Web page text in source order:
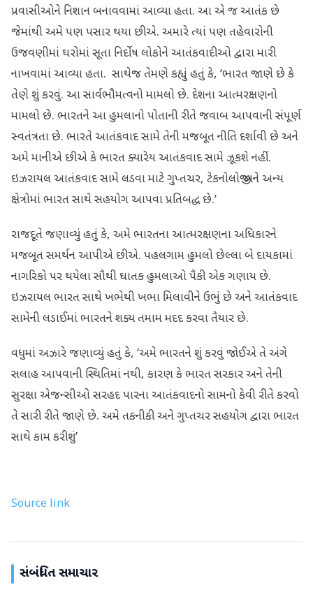
પ્રવાસીઓને નિશાન બનાવવામાં આવ્યા હતા. આ એ જ આતંક છે
જેમાંથી અમે પણ પસાર થયા છીએ. અમારે ત્યાં પણ તહેવારોની
ઉજવણીમાં ઘરોમાં સૂતા નિર્દોષ લોકોને આતંકવાદીઓ દ્વારા મારી
નાખવામાં આવ્યા હતા. સાથેજ તેમણે કહ્યું હતું કે, ‘ભારત જાણે છે કે
તેણે શું કરવું. આ સાર્વભૌમત્વનો મામલો છે. દેશના આત્મરક્ષણનો
મામલો છે. ભારતને આ હુમલાનો પોતાની રીતે જવાબ આપવાની સંપૂર્ણ
સ્વતંત્રતા છે. ભારતે આતંકવાદ સામે તેની મજબૂત નીતિ દર્શાવી છે અને
અમે માનીએ છીએ કે ભારત ક્યારેય આતંકવાદ સામે ઝૂકશે નહીં.
ઇઝરાયલ આતંકવાદ સામે લડવા માટે ગુપ્તચર, ટેકનોલોજી અને અન્ય
ક્ષેત્રોમાં ભારત સાથે સહયોગ આપવા પ્રતિબદ્ધ છે.’
રાજદૂતે જણાવ્યું હતું કે, અમે ભારતના આત્મરક્ષણના અધિકારને
મજબૂત સમર્થન આપીએ છીએ. પહલગામ હુમલો છેલ્લા બે દાયકામાં
નાગરિકો પર થયેલા સૌથી ઘાતક હુમલાઓ પૈકી એક ગણાય છે.
ઇઝરાયલ ભારત સાથે ખભેથી ખભા મિલાવીને ઉભું છે અને આતંકવાદ
સામેની લડાઈમાં ભારતને શક્ય તમામ મદદ કરવા તૈયાર છે.
વધુમાં અઝારે જણાવ્યું હતું કે, ‘અમે ભારતને શું કરવું જોઈએ તે અંગે
સલાહ આપવાની સ્થિતિમાં નથી, કારણ કે ભારત સરકાર અને તેની
સુરક્ષા એજન્સીઓ સરહદ પારના આતંકવાદનો સામનો કેવી રીતે કરવો
તે સારી રીતે જાણે છે. અમે તકનીકી અને ગુપ્તચર સહયોગ દ્વારા ભારત
સાથે કામ કરીશું’
Source link
સંબંધિત સમાચાર